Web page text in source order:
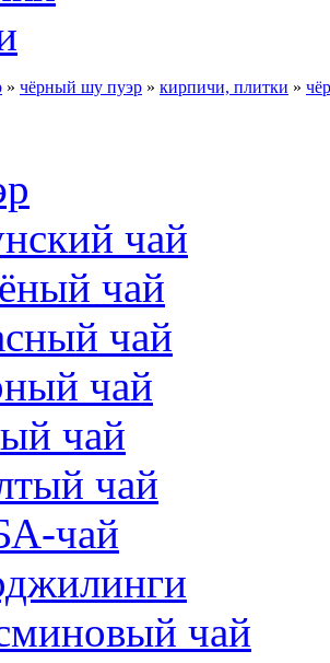
» чёрный шу пуэр » кирпичи, плитки »
чай
чай
чай
чай
чай
чай
чай
чай